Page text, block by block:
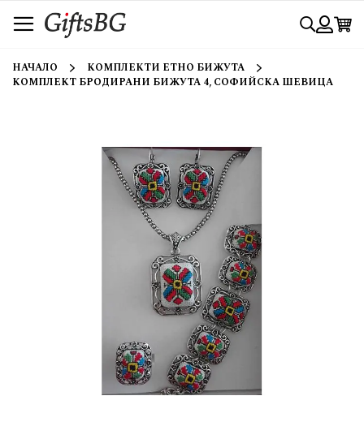
към
съдържанието
Търси
НАЧАЛО
КОМПЛЕКТИ ЕТНО БИЖУТА
КОМПЛЕКТ БРОДИРАНИ БИЖУТА 4, СОФИЙСКА ШЕВИЦА